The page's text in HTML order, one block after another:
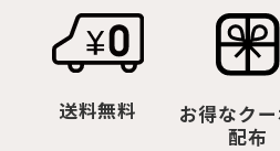
送料無料
お得なク
配布